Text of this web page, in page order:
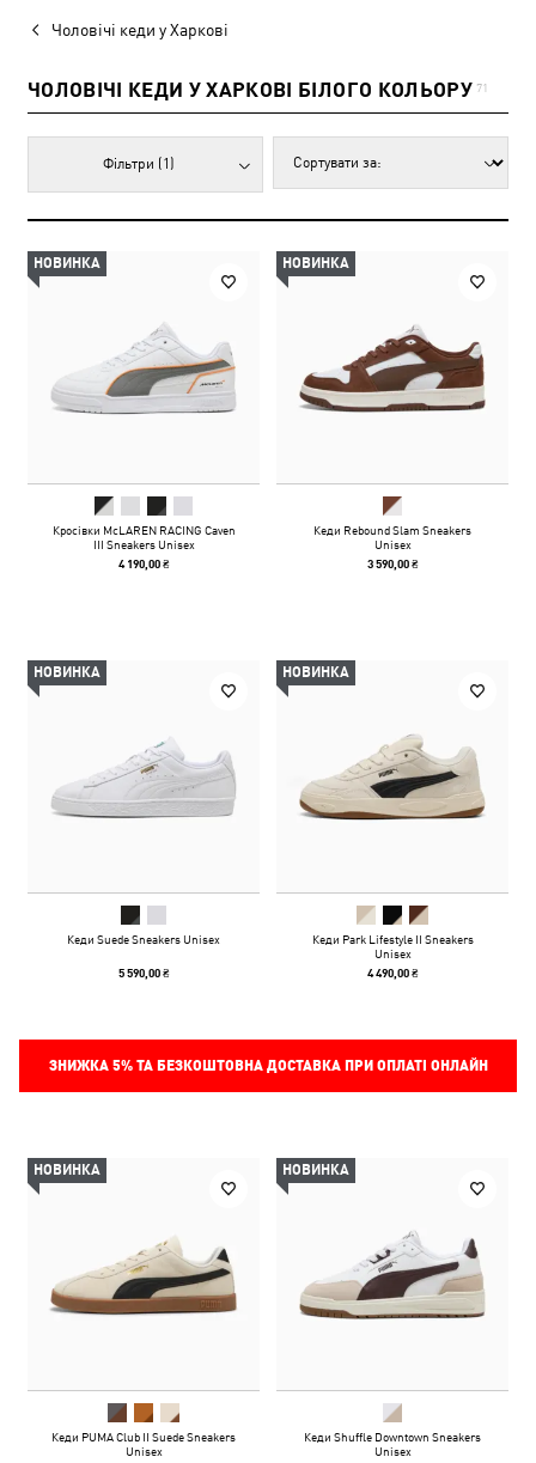
Чоловічі кеди у Харкові
ЧОЛОВІЧІ КЕДИ У ХАРКОВІ БІЛОГО КОЛЬОРУ 71
Фільтри (1)
НОВИНКА
Кросівки McLAREN RACING Caven
III Sneakers Unisex
4 190,00 ₴
НОВИНКА
Кеди Rebound Slam Sneakers
Unisex
3 590,00 ₴
НОВИНКА
Кеди Suede Sneakers Unisex
5 590,00 ₴
НОВИНКА
Кеди Park Lifestyle II Sneakers
Unisex
4 490,00 ₴
ЗНИЖКА 5%ТА БЕЗКОШТОВНА ДОСТАВКА ПРИ ОПЛАТІ ОНЛАЙН
НОВИНКА
Кеди PUMA Club II Suede Sneakers
Unisex
НОВИНКА
Кеди Shuffle Downtown Sneakers
Unisex